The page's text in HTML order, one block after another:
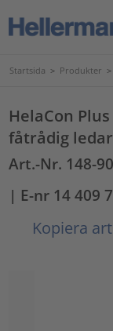
Startsida > Produkter >
HelaCon
fåtrådig
Art.-Nr. 148-
| E-nr 14 409
Kopiera